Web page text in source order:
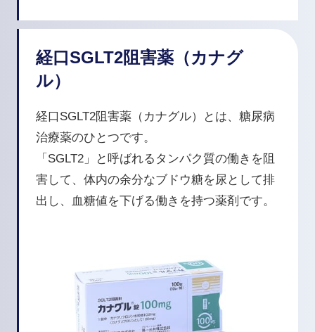
経口SGLT2阻害薬（カナグ
ル）
経口SGLT2阻害薬（カナグル）とは、糖尿病
治療薬のひとつです。
「SGLT2」と呼ばれるタンパク質の働きを阻
害して、体内の余分なブドウ糖を尿として排
出し、血糖値を下げる働きを持つ薬剤です。